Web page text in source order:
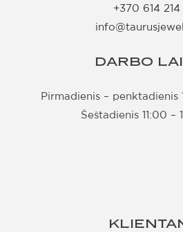
+370 614 214
DARBO
Pirmadienis – penktadienis
Šeštadienis 11:00 –